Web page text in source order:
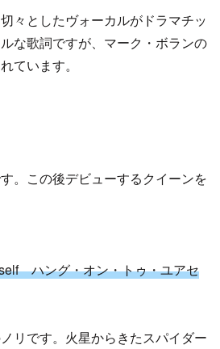
々としたヴォーカルがドラマチッ
な歌詞ですが、マーク・ボランの
ています。
。この後デビューするクイーンを
ハング・オン・トゥ・ユアセ
リです。火星からきたスパイダー